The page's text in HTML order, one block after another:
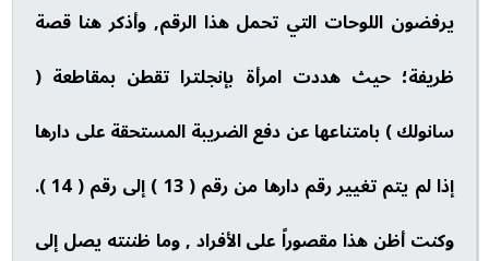
يرفضون اللوحات التي تحمل هذا الرقم, وأذكر هنا قصة
ظريفة؛ حيث هددت امرأة بإنجلترا تقطن بمقاطعة (
سانولك ) بامتناعها عن دفع الضريبة المستحقة على دارها
إذا لم يتم تغيير رقم دارها من رقم ( 13 ) إلى رقم ( 14 ).
وكنت أظن هذا مقصوراً على الأفراد , وما ظننته يصل إلى